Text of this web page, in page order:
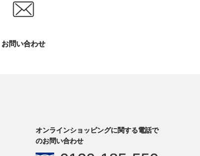
お問い合わせ
オンラインショッピングに関する電話で
のお問い合わせ